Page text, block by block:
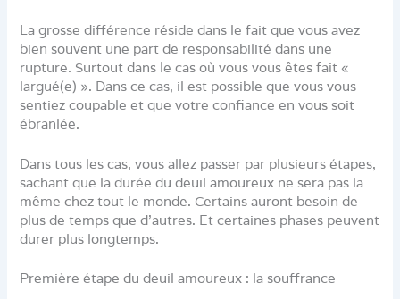
La grosse différence réside dans le fait que vous avez
bien souvent une part de responsabilité dans une
rupture. Surtout dans le cas où vous vous êtes fait «
largué(e) ». Dans ce cas, il est possible que vous vous
sentiez coupable et que votre confiance en vous soit
ébranlée.
Dans tous les cas, vous allez passer par plusieurs étapes,
sachant que la durée du deuil amoureux ne sera pas la
même chez tout le monde. Certains auront besoin de
plus de temps que d’autres. Et certaines phases peuvent
durer plus longtemps.
Première étape du deuil amoureux : la souffrance